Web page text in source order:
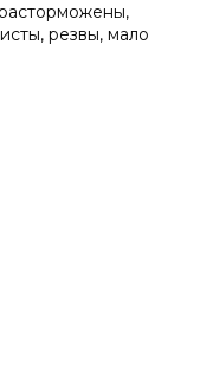
резвы, мало